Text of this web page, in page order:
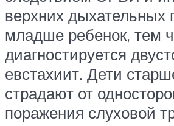
верхних дыхательных
младше ребенок, тем
диагностируется
евстахиит. Дети
страдают от
поражения слуховой